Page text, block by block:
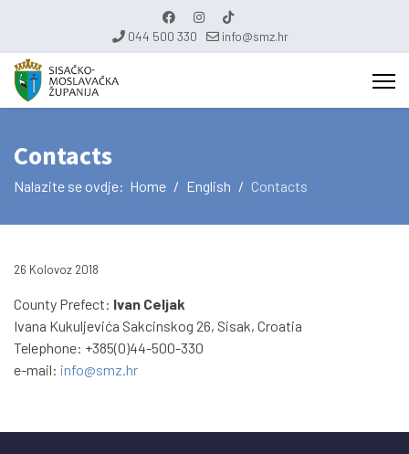
044 500 330 info@smz.hr
Contacts
Nalazite se ovdje: Home English Contacts
26 Kolovoz 2018
County Prefect: Ivan Celjak
Ivana Kukuljevića Sakcinskog 26, Sisak, Croatia
Telephone: +385(0)44-500-330
e-mail: info@smz.hr